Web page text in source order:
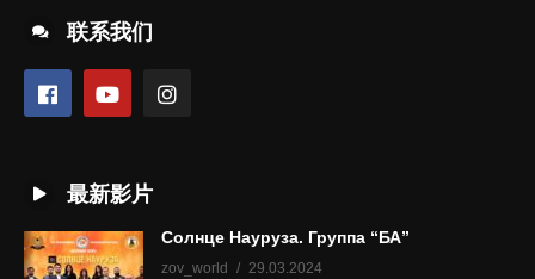
联系我们
最新影片
Солнце Науруза. Группа “БА”
zov_world 29.03.2024